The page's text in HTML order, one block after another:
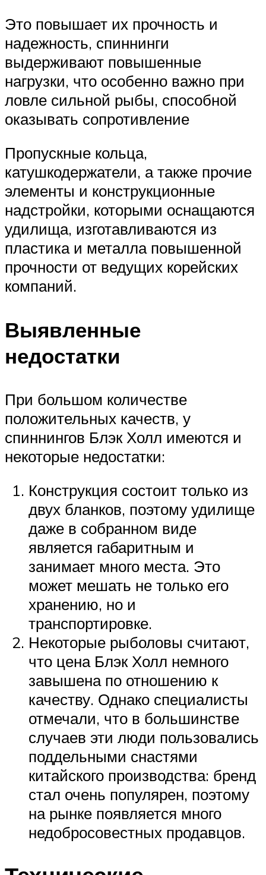
Это повышает их прочность и
надежность, спиннинги
выдерживают повышенные
нагрузки, что особенно важно при
ловле сильной рыбы, способной
оказывать сопротивление
Пропускные кольца,
катушкодержатели, а также прочие
элементы и конструкционные
надстройки, которыми оснащаются
удилища, изготавливаются из
пластика и металла повышенной
прочности от ведущих корейских
компаний.
Выявленные
недостатки
При большом количестве
положительных качеств, у
спиннингов Блэк Холл имеются и
некоторые недостатки:
Конструкция состоит только из
двух бланков, поэтому удилище
даже в собранном виде
является габаритным и
занимает много места. Это
может мешать не только его
хранению, но и
транспортировке.
Некоторые рыболовы считают,
что цена Блэк Холл немного
завышена по отношению к
качеству. Однако специалисты
отмечали, что в большинстве
случаев эти люди пользовались
поддельными снастями
китайского производства: бренд
стал очень популярен, поэтому
на рынке появляется много
недобросовестных продавцов.